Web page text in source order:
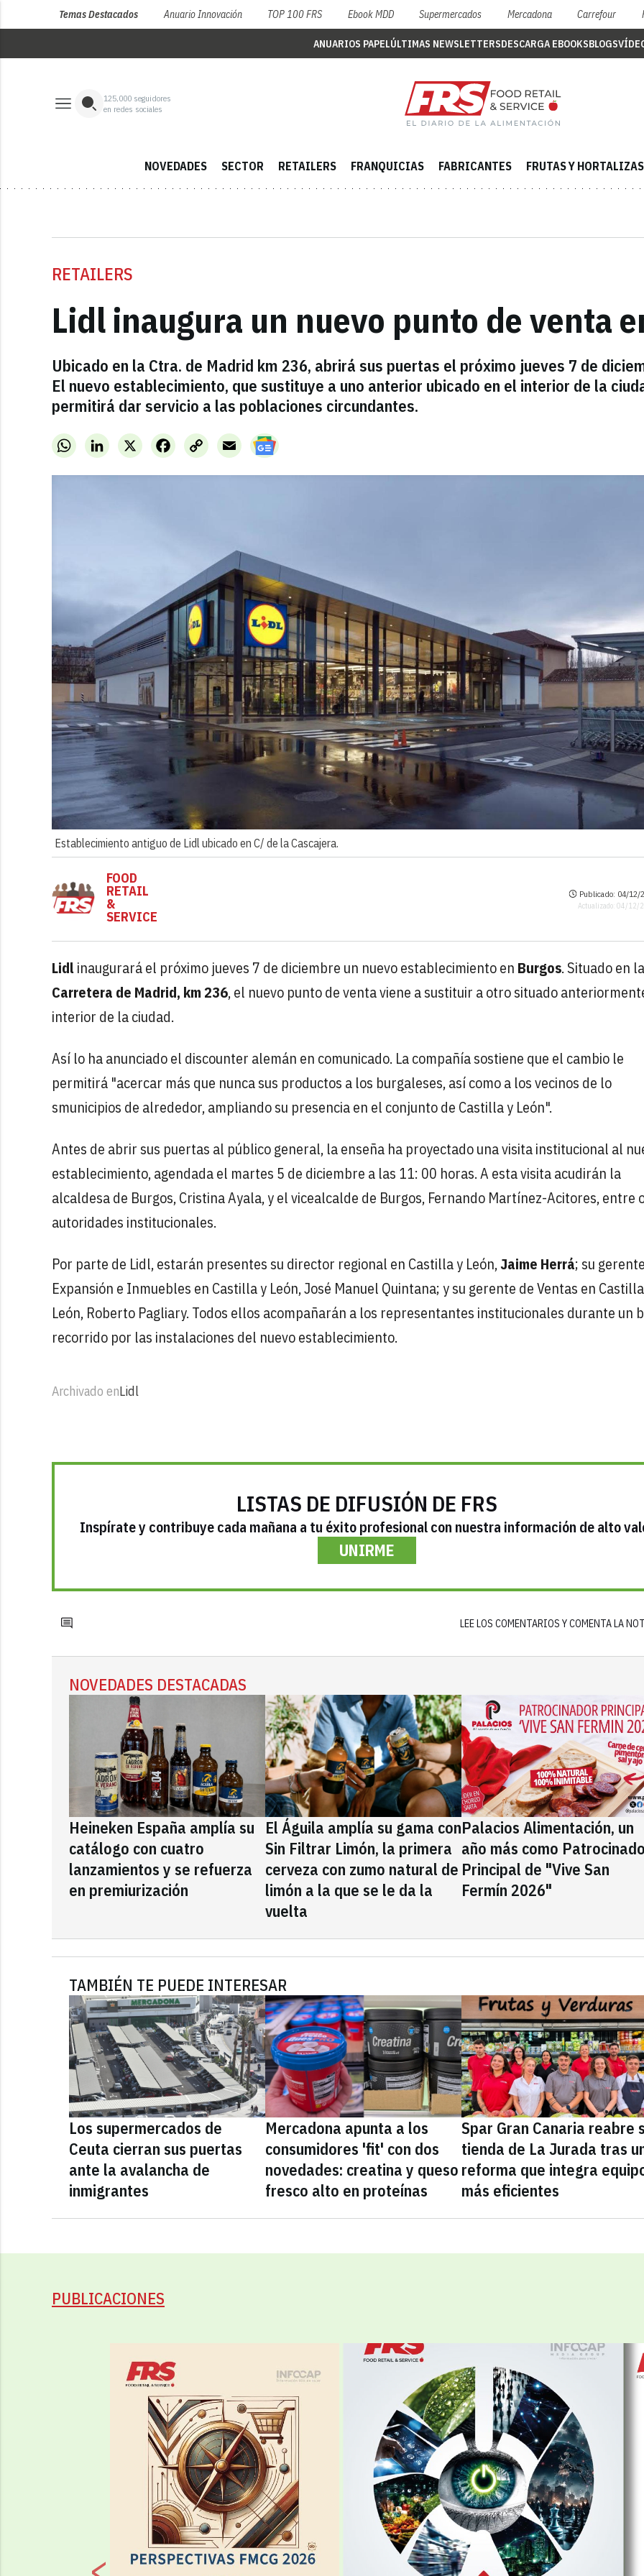
Temas Destacados Anuario Innovación TOP 100 FRS Ebook MDD Supermercados Mercadona Carrefour
ANUARIOS PAPELÚLTIMAS NEWSLETTERSDESCARGA EBOOKSBLOGS
125,000 seguidores
en redes sociales
NOVEDADES SECTOR RETAILERS FRANQUICIAS FABRICANTES FRUTAS Y HORTALIZAS
RETAILERS
Lidl inaugura un nuevo punto de venta
Ubicado en la Ctra. de Madrid km 236, abrirá sus puertas el próximo jueves 7 de
El nuevo establecimiento, que sustituye a uno anterior ubicado en el interior de la
permitirá dar servicio a las poblaciones circundantes.
WhatsAppLinkedInX FacebookCopy
Link
Email
Establecimiento antiguo de Lidl ubicado en C/ de la Cascajera.
FOOD
RETAIL
&
SERVICE
Publicado: 04/12/
Actualizado: 04/12/
Lidlinaugurará el próximo jueves 7 de diciembre un nuevo establecimiento en Burgos. Situado en la
Carretera de Madrid, km 236, el nuevo punto de venta viene a sustituir a otro situado
interior de la ciudad.
Así lo ha anunciado el discounter alemán en comunicado. La compañía sostiene que el cambio le
permitirá "acercar más que nunca sus productos a los burgaleses, así como a los vecinos de lo
smunicipios de alrededor, ampliando su presencia en el conjunto de Castilla y León".
Antes de abrir sus puertas al público general, la enseña ha proyectado una visita institucional al
establecimiento, agendada el martes 5 de diciembre a las 11: 00 horas. A esta visita acudirán la
alcaldesa de Burgos, Cristina Ayala, y el vicealcalde de Burgos, Fernando Martínez-Acitores, entre
autoridades institucionales.
Por parte de Lidl, estarán presentes su director regional en Castilla y León,Jaime Herrá; su
Expansión e Inmuebles en Castilla y León, José Manuel Quintana; y su gerente de Ventas en
León, Roberto Pagliary. Todos ellos acompañarán a los representantes institucionales durante un
recorrido por las instalaciones del nuevo establecimiento.
Archivado enLidl
LISTAS DE DIFUSIÓN DE FRS
Inspírate y contribuye cada mañana a tu éxito profesional con nuestra información de alto
UNIRME
LEE LOS COMENTARIOS Y COMENTA LA
NOVEDADES DESTACADAS
Heineken España amplía su
catálogo con cuatro
lanzamientos y se refuerza
en premiurización
El Águila amplía su gama con
Sin Filtrar Limón, la primera
cerveza con zumo natural de
limón a la que se le da la
vuelta
Palacios Alimentación, un
año más como
Principal de "Vive San
Fermín 2026"
TAMBIÉN TE PUEDE INTERESAR
Los supermercados de
Ceuta cierran sus puertas
ante la avalancha de
inmigrantes
Mercadona apunta a los
consumidores 'fit' con dos
novedades: creatina y queso
fresco alto en proteínas
Spar Gran Canaria reabre
tienda de La Jurada tras
reforma que integra
más eficientes
PUBLICACIONES